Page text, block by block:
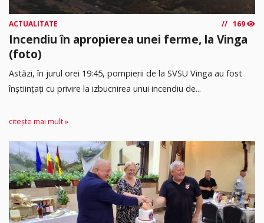
ACTUALITATE 169
Incendiu în apropierea unei ferme, la Vinga
(foto)
Astăzi, în jurul orei 19:45, pompierii de la SVSU Vinga au fost
înștiințați cu privire la izbucnirea unui incendiu de...
citește mai mult »